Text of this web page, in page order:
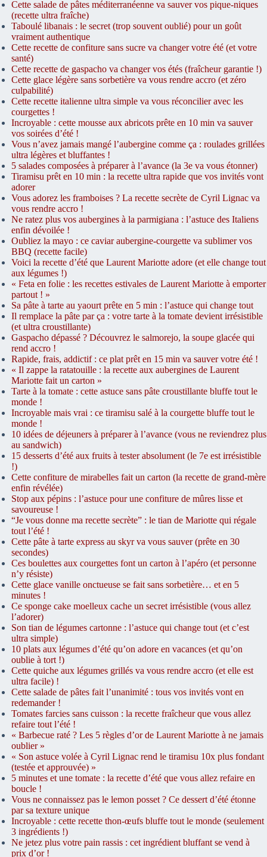
Cette salade de pâtes méditerranéenne va sauver vos pique-niques
(recette ultra fraîche)
Taboulé libanais : le secret (trop souvent oublié) pour un goût
vraiment authentique
Cette recette de confiture sans sucre va changer votre été (et votre
santé)
Cette recette de gaspacho va changer vos étés (fraîcheur garantie !)
Cette glace légère sans sorbetière va vous rendre accro (et zéro
culpabilité)
Cette recette italienne ultra simple va vous réconcilier avec les
courgettes !
Incroyable : cette mousse aux abricots prête en 10 min va sauver
vos soirées d’été !
Vous n’avez jamais mangé l’aubergine comme ça : roulades grillées
ultra légères et bluffantes !
5 salades composées à préparer à l’avance (la 3e va vous étonner)
Tiramisu prêt en 10 min : la recette ultra rapide que vos invités vont
adorer
Vous adorez les framboises ? La recette secrète de Cyril Lignac va
vous rendre accro !
Ne ratez plus vos aubergines à la parmigiana : l’astuce des Italiens
enfin dévoilée !
Oubliez la mayo : ce caviar aubergine-courgette va sublimer vos
BBQ (recette facile)
Voici la recette d’été que Laurent Mariotte adore (et elle change tout
aux légumes !)
« Feta en folie : les recettes estivales de Laurent Mariotte à emporter
partout ! »
Sa pâte à tarte au yaourt prête en 5 min : l’astuce qui change tout
Il remplace la pâte par ça : votre tarte à la tomate devient irrésistible
(et ultra croustillante)
Gaspacho dépassé ? Découvrez le salmorejo, la soupe glacée qui
rend accro !
Rapide, frais, addictif : ce plat prêt en 15 min va sauver votre été !
« Il zappe la ratatouille : la recette aux aubergines de Laurent
Mariotte fait un carton »
Tarte à la tomate : cette astuce sans pâte croustillante bluffe tout le
monde !
Incroyable mais vrai : ce tiramisu salé à la courgette bluffe tout le
monde !
10 idées de déjeuners à préparer à l’avance (vous ne reviendrez plus
au sandwich)
15 desserts d’été aux fruits à tester absolument (le 7e est irrésistible
!)
Cette confiture de mirabelles fait un carton (la recette de grand-mère
enfin révélée)
Stop aux pépins : l’astuce pour une confiture de mûres lisse et
savoureuse !
“Je vous donne ma recette secrète” : le tian de Mariotte qui régale
tout l’été !
Cette pâte à tarte express au skyr va vous sauver (prête en 30
secondes)
Ces boulettes aux courgettes font un carton à l’apéro (et personne
n’y résiste)
Cette glace vanille onctueuse se fait sans sorbetière… et en 5
minutes !
Ce sponge cake moelleux cache un secret irrésistible (vous allez
l’adorer)
Son tian de légumes cartonne : l’astuce qui change tout (et c’est
ultra simple)
10 plats aux légumes d’été qu’on adore en vacances (et qu’on
oublie à tort !)
Cette quiche aux légumes grillés va vous rendre accro (et elle est
ultra facile) !
Cette salade de pâtes fait l’unanimité : tous vos invités vont en
redemander !
Tomates farcies sans cuisson : la recette fraîcheur que vous allez
refaire tout l’été !
« Barbecue raté ? Les 5 règles d’or de Laurent Mariotte à ne jamais
oublier »
« Son astuce volée à Cyril Lignac rend le tiramisu 10x plus fondant
(testée et approuvée) »
5 minutes et une tomate : la recette d’été que vous allez refaire en
boucle !
Vous ne connaissez pas le lemon posset ? Ce dessert d’été étonne
par sa texture unique
Incroyable : cette recette thon-œufs bluffe tout le monde (seulement
3 ingrédients !)
Ne jetez plus votre pain rassis : cet ingrédient bluffant se vend à
prix d’or !